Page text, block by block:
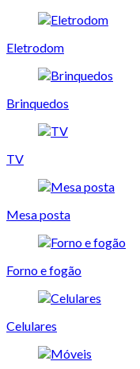
Eletrodom
Brinquedos
TV
Mesa posta
Forno e fogão
Celulares